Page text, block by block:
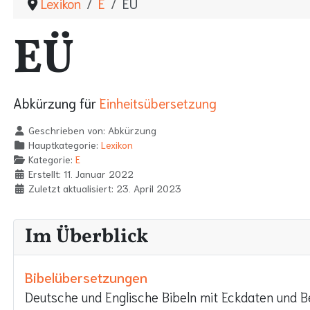
EÜ
Abkürzung für Einheitsübersetzung
Geschrieben von: Abkürzung
Hauptkategorie: Lexikon
Kategorie: E
Erstellt: 11. Januar 2022
Zuletzt aktualisiert: 23. April 2023
Im Überblick
Bibelübersetzungen
Deutsche und Englische Bibeln mit Eckdaten und